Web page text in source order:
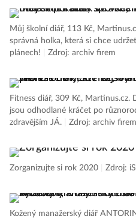
Můj školní diář, 113 Kč,
správná holka, která si chce
plánech!
Zdroj: archiv firem
Fitness diář, 309 Kč, Martinus.cz.
jsou odhodlané kráčet po
zdravějším JÁ.
Zdroj: archiv firem
Zorganizujte si rok 2020 Zdroj:
Kožený manažerský diář